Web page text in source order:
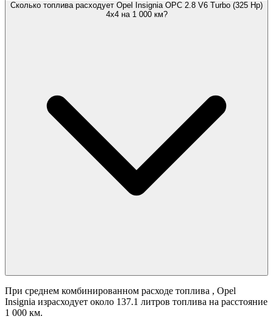
Сколько топлива расходует Opel Insignia OPC 2.8 V6 Turbo (325 Hp)
4x4 на 1 000 км?
При среднем комбинированном расходе топлива , Opel
Insignia израсходует около 137.1 литров топлива на расстояние
1 000 км.